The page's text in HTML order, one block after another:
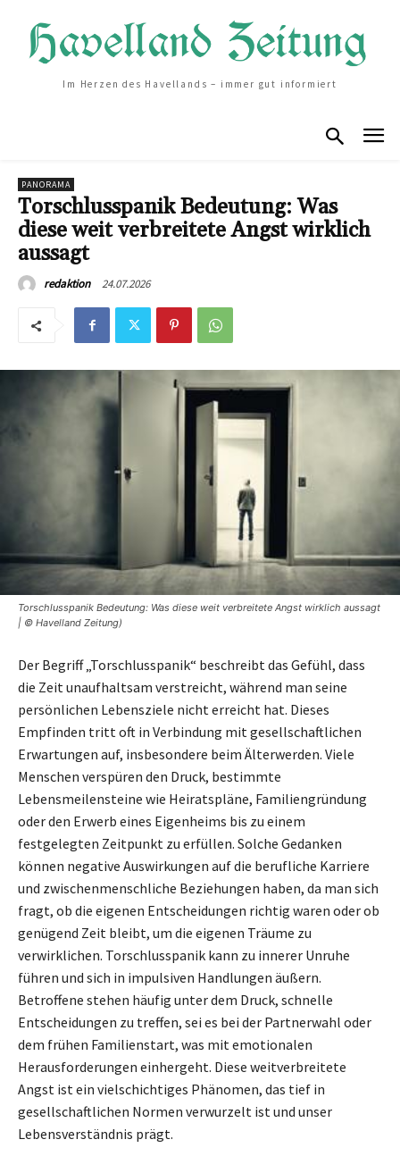
Im Herzen des Havellands – immer gut informiert
PANORAMA
Torschlusspanik Bedeutung: Was
diese weit verbreitete Angst wirklich
aussagt
redaktion 24.07.2026
Torschlusspanik Bedeutung: Was diese weit verbreitete Angst wirklich aussagt
| © Havelland Zeitung)
Der Begriff „Torschlusspanik“ beschreibt das Gefühl, dass
die Zeit unaufhaltsam verstreicht, während man seine
persönlichen Lebensziele nicht erreicht hat. Dieses
Empfinden tritt oft in Verbindung mit gesellschaftlichen
Erwartungen auf, insbesondere beim Älterwerden. Viele
Menschen verspüren den Druck, bestimmte
Lebensmeilensteine wie Heiratspläne, Familiengründung
oder den Erwerb eines Eigenheims bis zu einem
festgelegten Zeitpunkt zu erfüllen. Solche Gedanken
können negative Auswirkungen auf die berufliche Karriere
und zwischenmenschliche Beziehungen haben, da man sich
fragt, ob die eigenen Entscheidungen richtig waren oder ob
genügend Zeit bleibt, um die eigenen Träume zu
verwirklichen. Torschlusspanik kann zu innerer Unruhe
führen und sich in impulsiven Handlungen äußern.
Betroffene stehen häufig unter dem Druck, schnelle
Entscheidungen zu treffen, sei es bei der Partnerwahl oder
dem frühen Familienstart, was mit emotionalen
Herausforderungen einhergeht. Diese weitverbreitete
Angst ist ein vielschichtiges Phänomen, das tief in
gesellschaftlichen Normen verwurzelt ist und unser
Lebensverständnis prägt.